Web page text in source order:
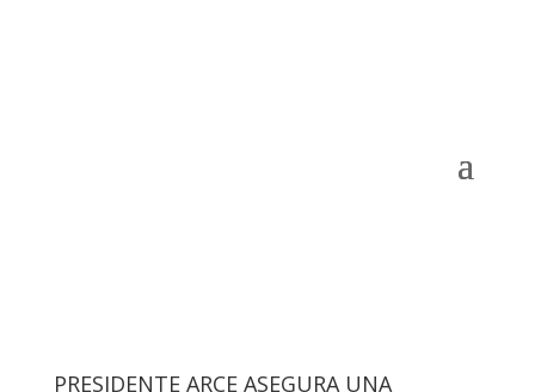
PRESIDENTE ARCE ASEGURA UNA